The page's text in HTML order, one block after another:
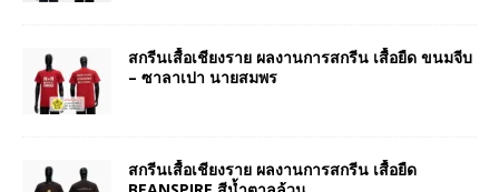
สกรีนเสื้อเชียงราย ผลงานการสกรีน เสื้อยืด ขนมจีบ
– ซาลาเปา นายสมพร
สกรีนเสื้อเชียงราย ผลงานการสกรีน เสื้อยืด